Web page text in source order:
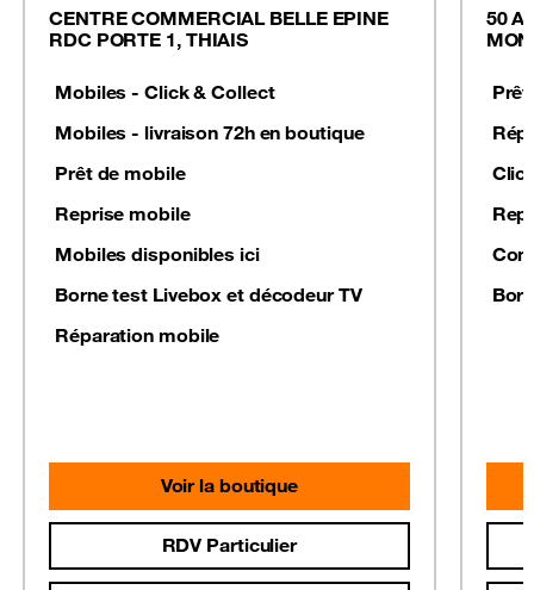
CENTRE COMMERCIAL BELLE EPINE
RDC PORTE 1, THIAIS
Mobiles - Click & Collect
Mobiles - livraison 72h en boutique
Prêt de mobile
Reprise mobile
Mobiles disponibles ici
Borne test Livebox et décodeur TV
Réparation mobile
Voir la boutique
RDV Particulier
50